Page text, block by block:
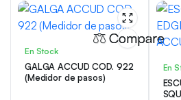
Compare
En Stock
GALGA ACCUD COD. 922
(Medidor de pasos)
En